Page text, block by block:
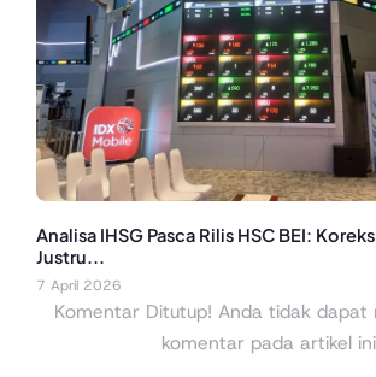
Analisa IHSG Pasca Rilis HSC BEI:
Justru...
7 April 2026
Komentar Ditutup! Anda tidak dapat
komentar pada artikel